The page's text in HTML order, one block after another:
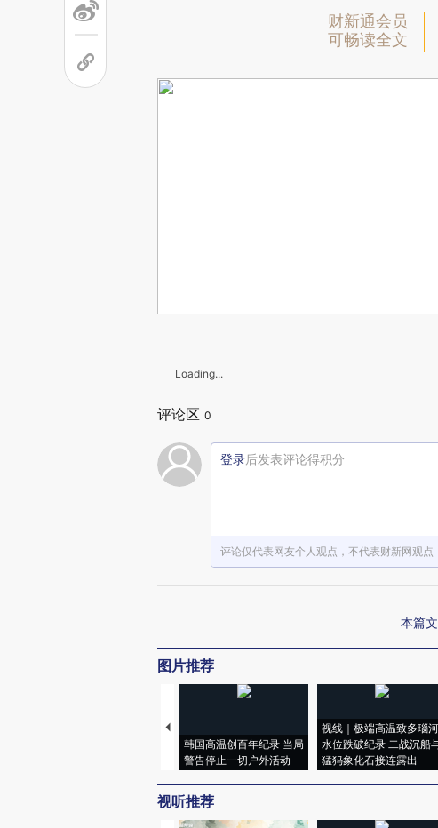
财新通会员
可畅读全文
Loading...
评论区 0
登录后发表评论得积分
评论仅代表网友个人观点，不代表财新网观点
本篇
图片推荐
韩国高温创百年纪录 当局
警告停止一切户外活动
视线｜极端高温致多瑙河
水位跌破纪录 二战沉船
猛犸象化石接连露出
视听推荐